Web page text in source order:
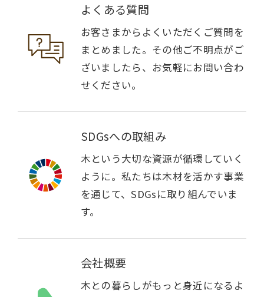
よくある質問
お客さまからよくいただくご質問を
まとめました。その他ご不明点がご
ざいましたら、お気軽にお問い合わ
せください。
SDGsへの取組み
木という大切な資源が循環していく
ように。私たちは木材を活かす事業
を通じて、SDGsに取り組んでいま
す。
会社概要
木との暮らしがもっと身近になるよ